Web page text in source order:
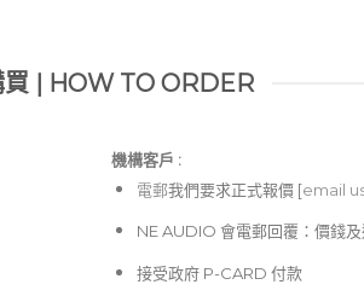
買 | HOW TO ORDER
機構客戶 :​
電郵我們要求正式報價 [email
NE AUDIO 會電郵回覆：價錢
接受政府 P-CARD 付款